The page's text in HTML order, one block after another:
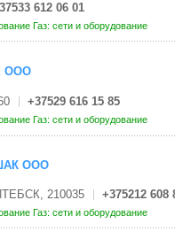
612 06 01
Газ: сети и оборудование
ООО
+37529 616 15 85
Газ: сети и оборудование
ООО
210035 +375212 608
Газ: сети и оборудование